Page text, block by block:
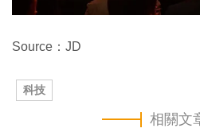
Source：JD
科技
相關文